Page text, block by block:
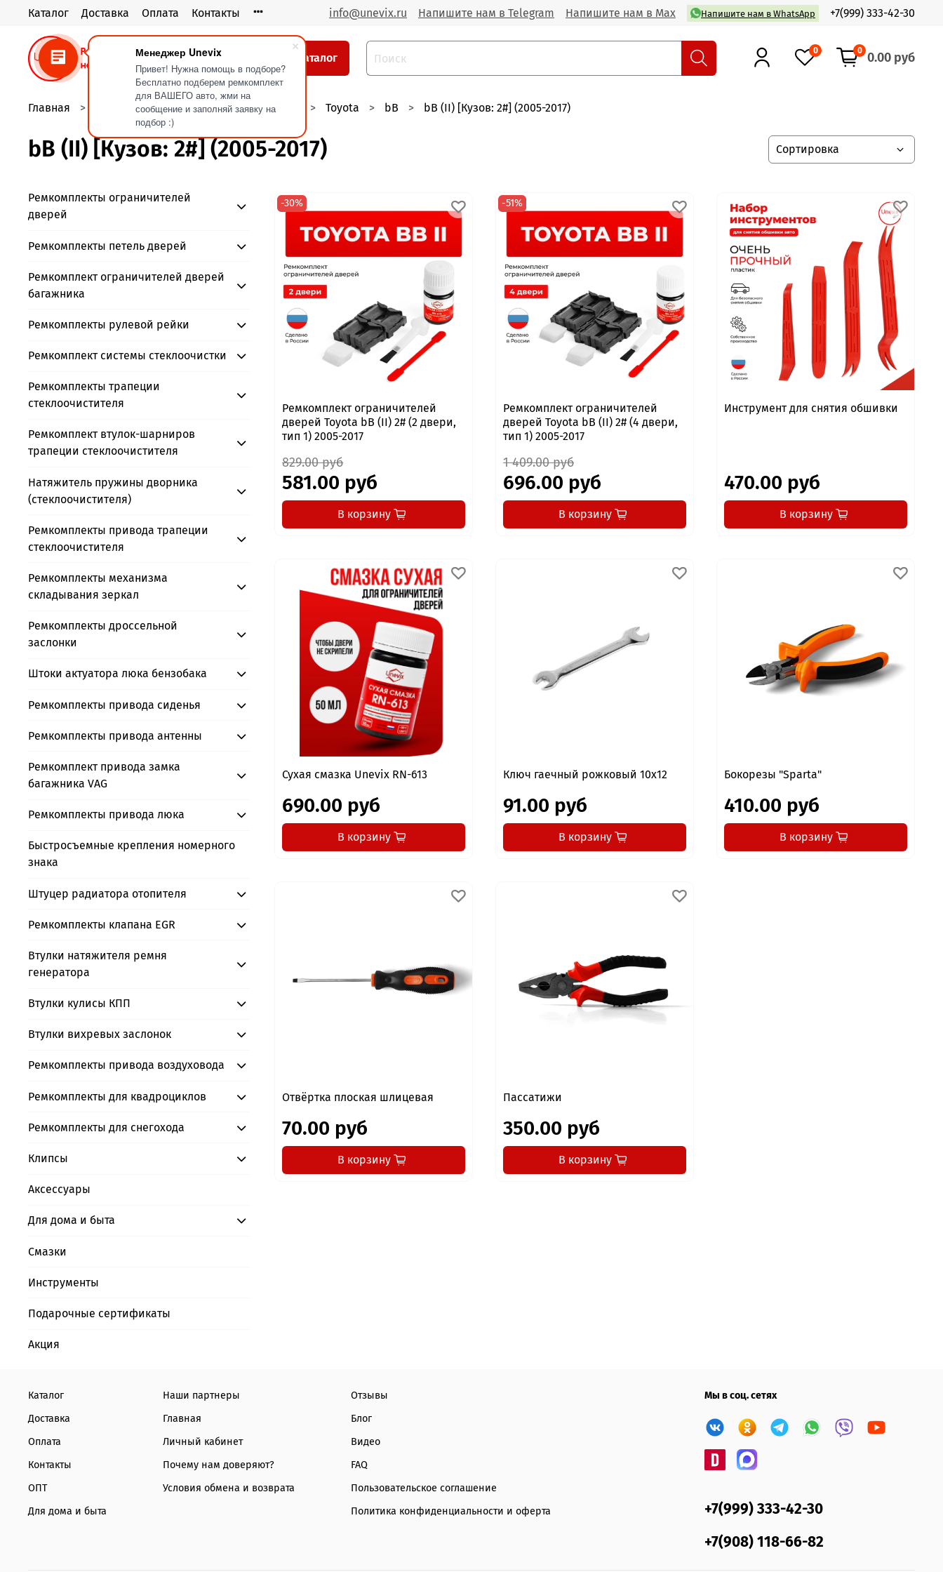
Менеджер Unevix
Привет! Нужна помощь в подборе?
Бесплатно подберем ремкомплект
для ВАШЕГО авто, жми на
сообщение и заполняй заявку на
подбор :)
Каталог Доставка Оплата Контакты info@unevix.ru Напишите нам в Telegram Напишите нам в Max Напишите нам в WhatsApp +7(999) 333-42-30
Каталог
0 0 0.00 руб
Главная Ремкомплекты ограничителей дверей Toyota bB bB (II) [Кузов: 2#] (2005-2017)
bB (II) [Кузов: 2#] (2005-2017)
-30%
Ремкомплект ограничителей
дверей Toyota bB (II) 2# (2 двери,
тип 1) 2005-2017
829.00 руб
581.00 руб
В корзину
-51%
Ремкомплект ограничителей
дверей Toyota bB (II) 2# (4 двери,
тип 1) 2005-2017
1 409.00 руб
696.00 руб
В корзину
Инструмент для снятия обшивки
470.00 руб
В корзину
Сухая смазка Unevix RN-613
690.00 руб
В корзину
Ключ гаечный рожковый 10x12
91.00 руб
В корзину
Бокорезы "Sparta"
410.00 руб
В корзину
Отвёртка плоская шлицевая
70.00 руб
В корзину
Пассатижи
350.00 руб
В корзину
Ремкомплекты ограничителей
дверей
Ремкомплекты петель дверей
Ремкомплект ограничителей дверей
багажника
Ремкомплекты рулевой рейки
Ремкомплект системы стеклоочистки
Ремкомплекты трапеции
стеклоочистителя
Ремкомплект втулок-шарниров
трапеции стеклоочистителя
Натяжитель пружины дворника
(стеклоочистителя)
Ремкомплекты привода трапеции
стеклоочистителя
Ремкомплекты механизма
складывания зеркал
Ремкомплекты дроссельной
заслонки
Штоки актуатора люка бензобака
Ремкомплекты привода сиденья
Ремкомплекты привода антенны
Ремкомплект привода замка
багажника VAG
Ремкомплекты привода люка
Быстросъемные крепления номерного
знака
Штуцер радиатора отопителя
Ремкомплекты клапана EGR
Втулки натяжителя ремня
генератора
Втулки кулисы КПП
Втулки вихревых заслонок
Ремкомплекты привода воздуховода
Ремкомплекты для квадроциклов
Ремкомплекты для снегохода
Клипсы
Аксессуары
Для дома и быта
Смазки
Инструменты
Подарочные сертификаты
Акция
Каталог
Доставка
Оплата
Контакты
ОПТ
Для дома и быта
Наши партнеры
Главная
Личный кабинет
Почему нам доверяют?
Условия обмена и возврата
Отзывы
Блог
Видео
FAQ
Пользовательское соглашение
Политика конфиденциальности и оферта
Мы в соц. сетях
+7(999) 333-42-30
+7(908) 118-66-82